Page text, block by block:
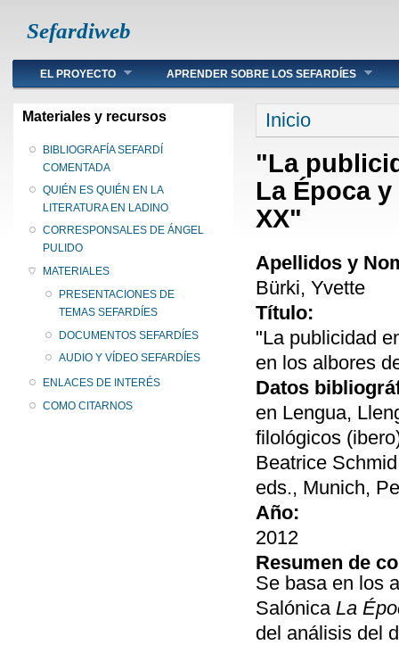
Sefardiweb
Main menu
EL PROYECTO APRENDER SOBRE LOS SEFARDÍES
Materiales y recursos
BIBLIOGRAFÍA SEFARDÍ
COMENTADA
QUIÉN ES QUIÉN EN LA
LITERATURA EN LADINO
CORRESPONSALES DE ÁNGEL
PULIDO
MATERIALES
PRESENTACIONES DE
TEMAS SEFARDÍES
DOCUMENTOS SEFARDÍES
AUDIO Y VÍDEO SEFARDÍES
ENLACES DE INTERÉS
COMO CITARNOS
Se encuentra
Inicio
"La
La Época
XX"
Apellidos y
Bürki, Yvette
Título:
"La publicidad
en los albores
Datos
en Lengua,
filológicos
Beatrice
eds., Munich,
Año:
2012
Resumen de
Se basa en los
Salónica La
del análisis del